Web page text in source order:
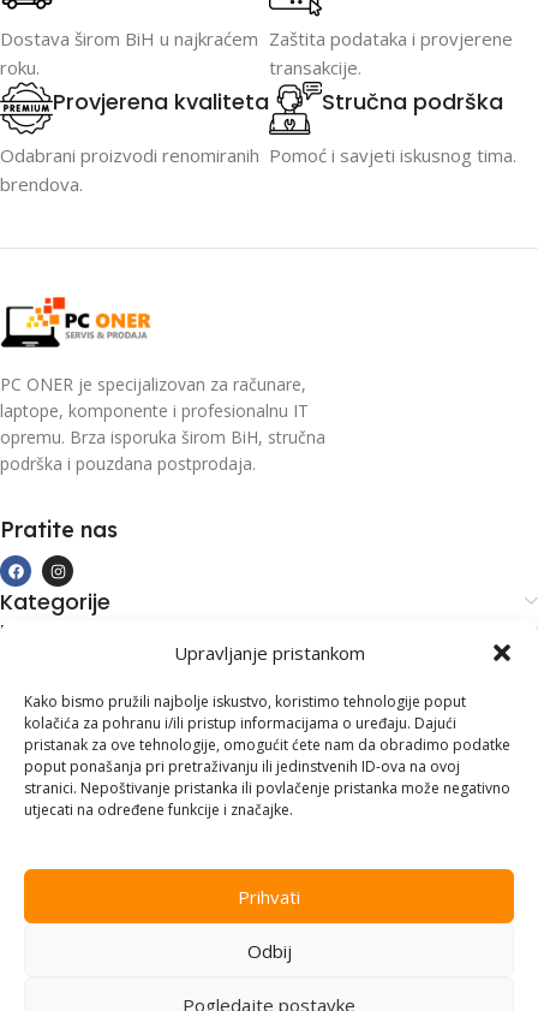
Upravljanje pristankom
Kako bismo pružili najbolje iskustvo, koristimo tehnologije poput
kolačića za pohranu i/ili pristup informacijama o uređaju. Dajući
pristanak za ove tehnologije, omogućit ćete nam da obradimo podatke
poput ponašanja pri pretraživanju ili jedinstvenih ID-ova na ovoj
stranici. Nepoštivanje pristanka ili povlačenje pristanka može negativno
utjecati na određene funkcije i značajke.
Prihvati
Odbij
Pogledajte postavke
Dostava širom BiH u najkraćem
roku.
Zaštita podataka i provjerene
transakcije.
Provjerena kvaliteta
Odabrani proizvodi renomiranih
brendova.
Stručna podrška
Pomoć i savjeti iskusnog tima.
PC ONER je specijalizovan za računare,
laptope, komponente i profesionalnu IT
opremu. Brza isporuka širom BiH, stručna
podrška i pouzdana postprodaja.
Pratite nas
Kategorije
Kupovina i podrška
Kontakt informacije
Branilaca Bosne, 75 300 Lukavac
+387 35 555 999
info@pconer.ba
Vision.